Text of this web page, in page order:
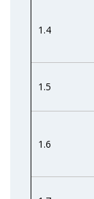
1.4
1.5
1.6